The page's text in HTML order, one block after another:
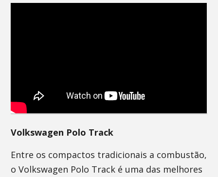
Volkswagen Polo Track
Entre os compactos tradicionais a combustão,
o Volkswagen Polo Track é uma das melhores